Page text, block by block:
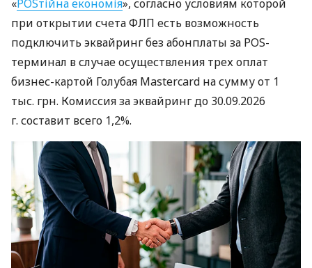
«POSтійна економія», согласно условиям которой
при открытии счета ФЛП есть возможность
подключить эквайринг без абонплаты за POS-
терминал в случае осуществления трех оплат
бизнес-картой Голубая Mastercard на сумму от 1
тыс. грн. Комиссия за эквайринг до 30.09.2026
г. составит всего 1,2%.